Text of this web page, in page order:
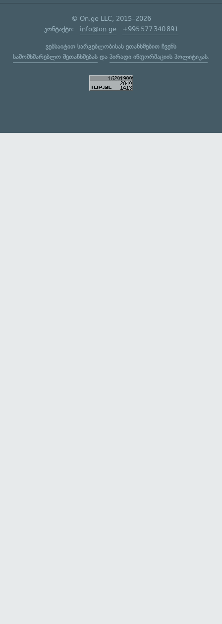
© On.ge LLC, 2015–2026
კონტაქტი: info@on.ge +995 577 340 891
ვებსაიტით სარგებლობისას ეთანხმებით ჩვენს
სამომხმარებლო შეთანხმებასდა პირადი ინფორმაციის პოლიტიკას.